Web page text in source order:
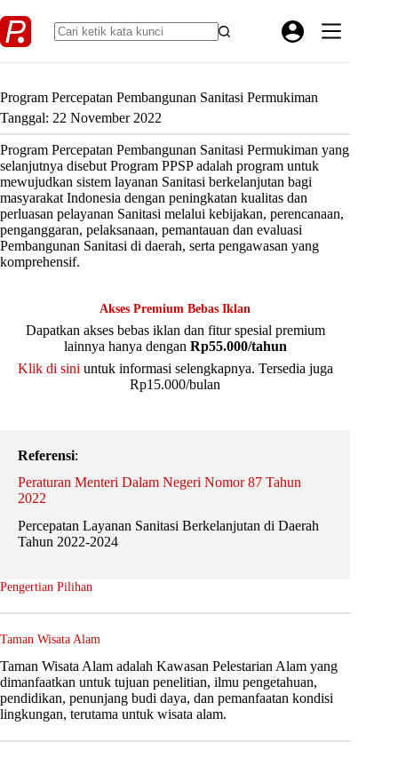
to
content
Program Percepatan Pembangunan Sanitasi Permukiman
Tanggal: 22 November 2022
Program Percepatan Pembangunan Sanitasi Permukiman yang
selanjutnya disebut Program PPSP adalah program untuk
mewujudkan sistem layanan Sanitasi berkelanjutan bagi
masyarakat Indonesia dengan peningkatan kualitas dan
perluasan pelayanan Sanitasi melalui kebijakan, perencanaan,
penganggaran, pelaksanaan, pemantauan dan evaluasi
Pembangunan Sanitasi di daerah, serta pengawasan yang
komprehensif.
Akses Premium Bebas Iklan
Dapatkan akses bebas iklan dan fitur spesial premium
lainnya hanya dengan Rp55.000/tahun
Klik di sini untuk informasi selengkapnya. Tersedia juga
Rp15.000/bulan
Referensi:
Peraturan Menteri Dalam Negeri Nomor 87 Tahun
2022
Percepatan Layanan Sanitasi Berkelanjutan di Daerah
Tahun 2022-2024
Pengertian Pilihan
Taman Wisata Alam
Taman Wisata Alam adalah Kawasan Pelestarian Alam yang
dimanfaatkan untuk tujuan penelitian, ilmu pengetahuan,
pendidikan, penunjang budi daya, dan pemanfaatan kondisi
lingkungan, terutama untuk wisata alam.